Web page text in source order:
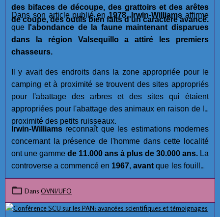
des bifaces de découpe, des grattoirs et des arêtes
de coupe, des outils bien faits d'un caractère avancé.
Dans son article publié en1978, Irwin-Williams affirme
que
l'abondance de la faune maintenant disparues
dans la région Valsequillo a attiré les premiers
chasseurs.
Il y avait des endroits dans la zone appropriée pour le
camping et à proximité se trouvent des sites appropriés
pour l'abattage des arbres et des sites qui étaient
appropriées pour l'abattage des animaux en raison de la
proximité des petits ruisseaux.
Irwin-Williams reconnaît que les estimations modernes
concernant la présence de l'homme dans cette localité
ont une gamme de 11.000 ans à plus de 30.000 ans. La
controverse a commencé en 1967, avant que les fouilles
aient été réalisées. Malgré les efforts approfondis et la
compétence des membres de l'équipe archéologiques à
Hueyatlaco,Jose L. Lorenzo, Directeur de la
Dans OVNI/UFO